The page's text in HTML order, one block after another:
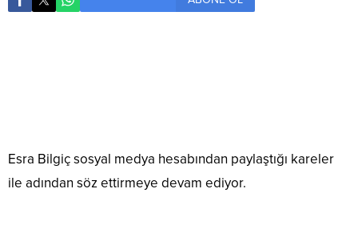
Esra Bilgiç sosyal medya hesabından paylaştığı kareler
ile adından söz ettirmeye devam ediyor.